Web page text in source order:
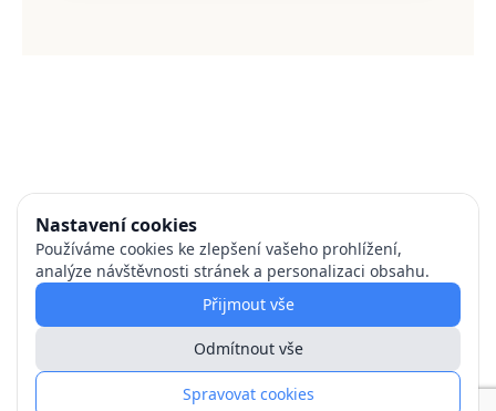
Nastavení cookies
Používáme cookies ke zlepšení vašeho prohlížení,
analýze návštěvnosti stránek a personalizaci obsahu.
Přijmout vše
Odmítnout vše
Spravovat cookies